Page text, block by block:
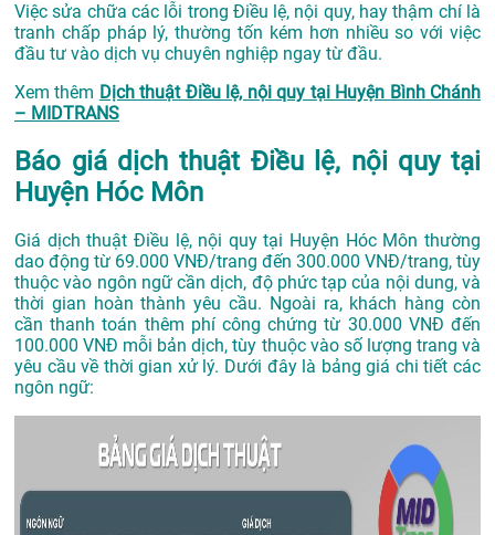
Việc sửa chữa các lỗi trong Điều lệ, nội quy, hay thậm chí là
tranh chấp pháp lý, thường tốn kém hơn nhiều so với việc
đầu tư vào dịch vụ chuyên nghiệp ngay từ đầu.
Xem thêm Dịch thuật Điều lệ, nội quy tại Huyện Bình Chánh
– MIDTRANS
Báo giá dịch thuật Điều lệ, nội quy tại
Huyện Hóc Môn
Giá dịch thuật Điều lệ, nội quy tại Huyện Hóc Môn thường
dao động từ 69.000 VNĐ/trang đến 300.000 VNĐ/trang, tùy
thuộc vào ngôn ngữ cần dịch, độ phức tạp của nội dung, và
thời gian hoàn thành yêu cầu. Ngoài ra, khách hàng còn
cần thanh toán thêm phí công chứng từ 30.000 VNĐ đến
100.000 VNĐ mỗi bản dịch, tùy thuộc vào số lượng trang và
yêu cầu về thời gian xử lý. Dưới đây là bảng giá chi tiết các
ngôn ngữ: